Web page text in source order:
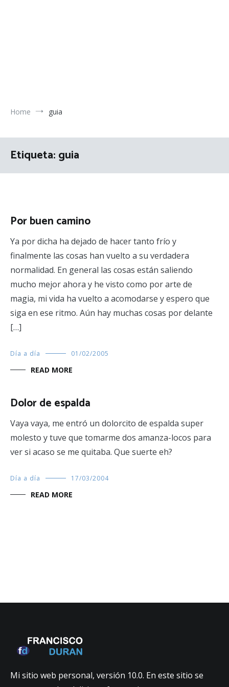
Home guia
Etiqueta:guia
Por buen camino
Ya por dicha ha dejado de hacer tanto frío y
finalmente las cosas han vuelto a su verdadera
normalidad. En general las cosas están saliendo
mucho mejor ahora y he visto como por arte de
magia, mi vida ha vuelto a acomodarse y espero que
siga en ese ritmo. Aún hay muchas cosas por delante
[…]
Día a día 01/02/2005
READ MORE
Dolor de espalda
Vaya vaya, me entró un dolorcito de espalda super
molesto y tuve que tomarme dos amanza-locos para
ver si acaso se me quitaba. Que suerte eh?
Día a día 17/03/2004
READ MORE
Mi sitio web personal, versión 10.0. En este sitio se